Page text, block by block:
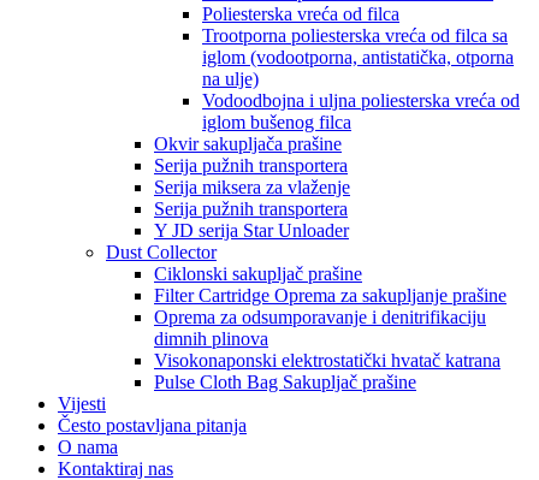
Poliesterska vreća od filca
Trootporna poliesterska vreća od filca sa
iglom (vodootporna, antistatička, otporna
na ulje)
Vodoodbojna i uljna poliesterska vreća od
iglom bušenog filca
Okvir sakupljača prašine
Serija pužnih transportera
Serija miksera za vlaženje
Serija pužnih transportera
Y JD serija Star Unloader
Dust Collector
Ciklonski sakupljač prašine
Filter Cartridge Oprema za sakupljanje prašine
Oprema za odsumporavanje i denitrifikaciju
dimnih plinova
Visokonaponski elektrostatički hvatač katrana
Pulse Cloth Bag Sakupljač prašine
Vijesti
Često postavljana pitanja
O nama
Kontaktiraj nas